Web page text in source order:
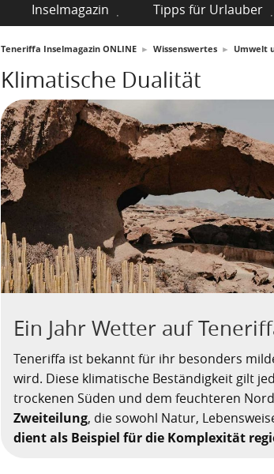
Inselmagazin Tipps für Urlauber
Teneriffa Inselmagazin ONLINE ► Wissenswertes ► Umwelt
Klimatische Dualität
Ein Jahr Wetter auf
Teneriffa ist bekannt für ihr besonders
wird. Diese klimatische Beständigkeit gilt
trockenen Süden und dem feuchteren
Zweiteilung, die sowohl Natur,
dient als Beispiel für die Komplexität